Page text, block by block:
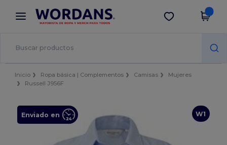
× App de Wordans
¡Mejores precios en app!
Descargar app
Inicio Ropa básica | Complementos Camisas
Mujeres
Russell J956F
W1
Enviado en